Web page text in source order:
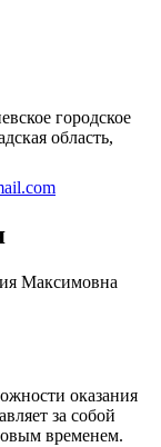
городское
область,
Максимовна
оказания
за собой
временем.